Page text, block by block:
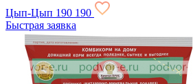
Цып-Цып 190 190
Быстрая заявка